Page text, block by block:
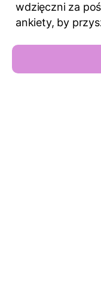
wdzięczni za
ankiety, by